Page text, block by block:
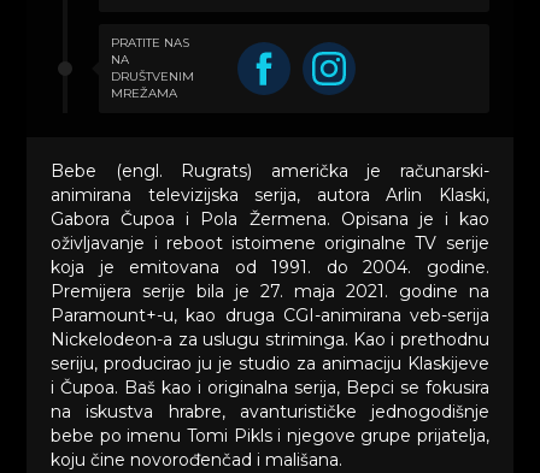
PRATITE NAS
NA
DRUŠTVENIM
MREŽAMA
Bebe (engl. Rugrats) američka je računarski-
animirana televizijska serija, autora Arlin Klaski,
Gabora Čupoa i Pola Žermena. Opisana je i kao
oživljavanje i reboot istoimene originalne TV serije
koja je emitovana od 1991. do 2004. godine.
Premijera serije bila je 27. maja 2021. godine na
Paramount+-u, kao druga CGI-animirana veb-serija
Nickelodeon-a za uslugu striminga. Kao i prethodnu
seriju, producirao ju je studio za animaciju Klaskijeve
i Čupoa. Baš kao i originalna serija, Bepci se fokusira
na iskustva hrabre, avanturističke jednogodišnje
bebe po imenu Tomi Pikls i njegove grupe prijatelja,
koju čine novorođenčad i mališana.